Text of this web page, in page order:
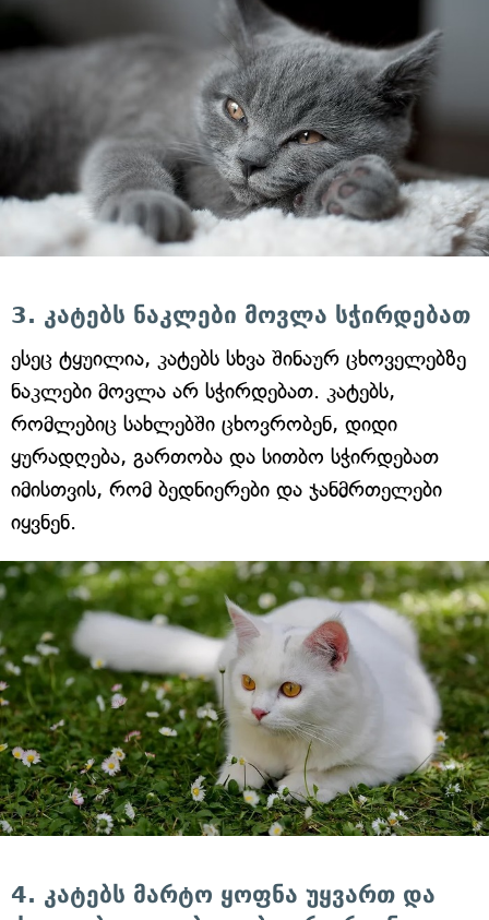
3. კატებს ნაკლები მოვლა სჭირდებათ
ესეც ტყუილია, კატებს სხვა შინაურ ცხოველებზე
ნაკლები მოვლა არ სჭირდებათ. კატებს,
რომლებიც სახლებში ცხოვრობენ, დიდი
ყურადღება, გართობა და სითბო სჭირდებათ
იმისთვის, რომ ბედნიერები და ჯანმრთელები
იყვნენ.
4. კატებს მარტო ყოფნა უყვართ და